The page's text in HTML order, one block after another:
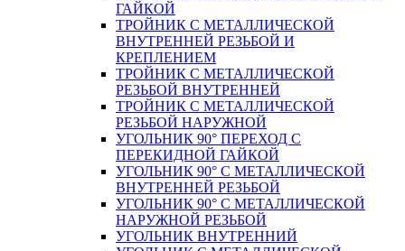
ГАЙКОЙ
ТРОЙНИК С МЕТАЛЛИЧЕСКОЙ
ВНУТРЕННЕЙ РЕЗЬБОЙ И
КРЕПЛЕНИЕМ
ТРОЙНИК С МЕТАЛЛИЧЕСКОЙ
РЕЗЬБОЙ ВНУТРЕННЕЙ
ТРОЙНИК С МЕТАЛЛИЧЕСКОЙ
РЕЗЬБОЙ НАРУЖНОЙ
УГОЛЬНИК 90° ПЕРЕХОД С
ПЕРЕКИДНОЙ ГАЙКОЙ
УГОЛЬНИК 90° С МЕТАЛЛИЧЕСКОЙ
ВНУТРЕННEЙ РЕЗЬБОЙ
УГОЛЬНИК 90° С МЕТАЛЛИЧЕСКОЙ
НАРУЖНОЙ РЕЗЬБОЙ
УГОЛЬНИК ВНУТРЕННИЙ